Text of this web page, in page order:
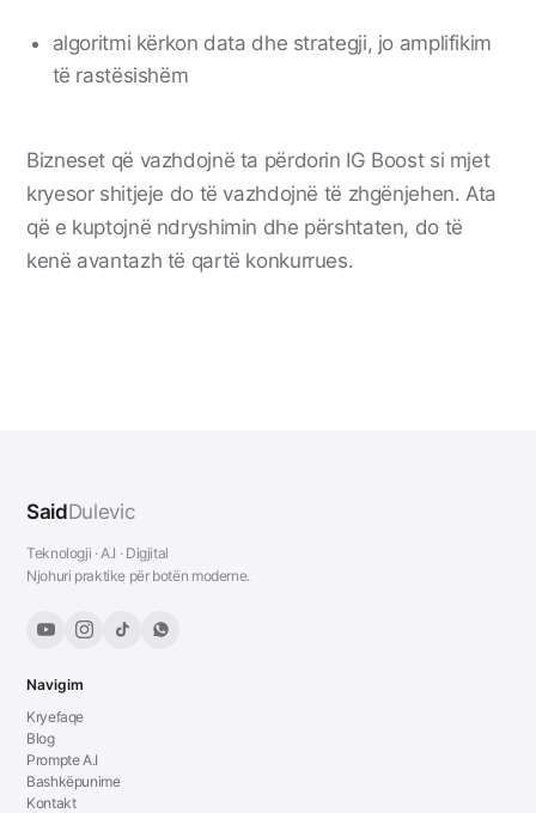
algoritmi kërkon data dhe strategji, jo amplifikim
të rastësishëm
Bizneset që vazhdojnë ta përdorin IG Boost si mjet
kryesor shitjeje do të vazhdojnë të zhgënjehen. Ata
që e kuptojnë ndryshimin dhe përshtaten, do të
kenë avantazh të qartë konkurrues.
SaidDulevic
Teknologji · A.I · Digjital
Njohuri praktike për botën moderne.
Navigim
Kryefaqe
Blog
Prompte A.I
Bashkëpunime
Kontakt